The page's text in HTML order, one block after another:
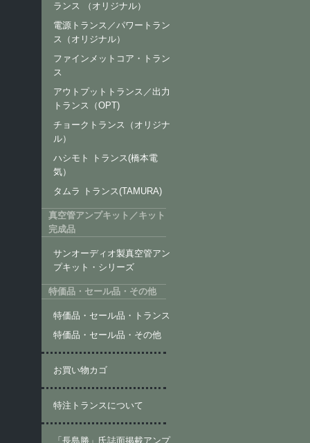
ランス （オリジナル）
電源トランス／パワートラン
ス（オリジナル）
ファインメットコア・トラン
ス
アウトプットトランス／出力
トランス（OPT)
チョークトランス（オリジナ
ル）
ハシモト トランス(橋本電
気）
タムラ トランス(TAMURA)
真空管アンプキット／キット
完成品
サンオーディオ製真空管アン
プキット・シリーズ
特価品・セール品・その他
特価品・セール品・トランス
特価品・セール品・その他
お買い物カゴ
特注トランスについて
「長島勝」氏誌面掲載アンプ